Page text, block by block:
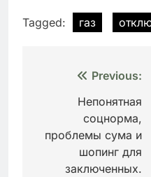
Tagged: газ
Навигация
записям
Previous:
Непонятная
соцнорма,
проблемы сума и
шопинг для
заключенных.